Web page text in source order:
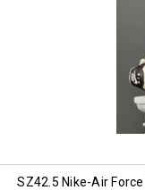
SZ42.5 Nike-Air